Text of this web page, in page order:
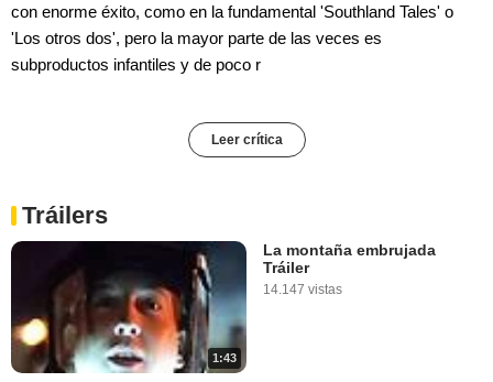
con enorme éxito, como en la fundamental 'Southland Tales' o
'Los otros dos', pero la mayor parte de las veces es
subproductos infantiles y de poco r
Leer crítica
Tráilers
1:43
La montaña embrujada
Tráiler
14.147 vistas